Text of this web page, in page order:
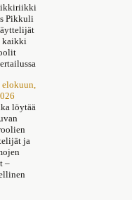
Pikkuli
kaikki
elokuun,
löytää
ja
–